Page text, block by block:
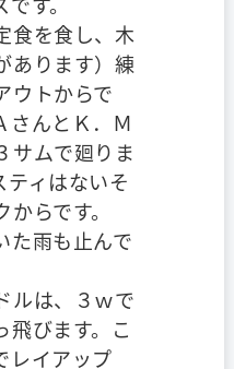
食を食し、木
あります）練
ウトからで
さんとＫ．Ｍ
サムで廻りま
ティはないそ
らです。
た雨も止んで
ルは、３ｗで
飛びます。こ
レイアップ